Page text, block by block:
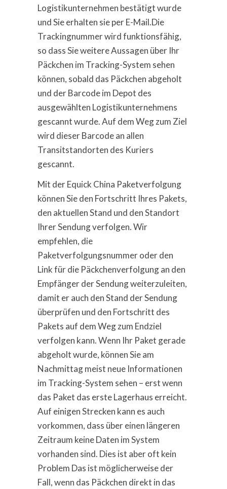
Logistikunternehmen bestätigt wurde
und Sie erhalten sie per E-Mail.Die
Trackingnummer wird funktionsfähig,
so dass Sie weitere Aussagen über Ihr
Päckchen im Tracking-System sehen
können, sobald das Päckchen abgeholt
und der Barcode im Depot des
ausgewählten Logistikunternehmens
gescannt wurde. Auf dem Weg zum Ziel
wird dieser Barcode an allen
Transitstandorten des Kuriers
gescannt.
Mit der Equick China Paketverfolgung
können Sie den Fortschritt Ihres Pakets,
den aktuellen Stand und den Standort
Ihrer Sendung verfolgen. Wir
empfehlen, die
Paketverfolgungsnummer oder den
Link für die Päckchenverfolgung an den
Empfänger der Sendung weiterzuleiten,
damit er auch den Stand der Sendung
überprüfen und den Fortschritt des
Pakets auf dem Weg zum Endziel
verfolgen kann. Wenn Ihr Paket gerade
abgeholt wurde, können Sie am
Nachmittag meist neue Informationen
im Tracking-System sehen – erst wenn
das Paket das erste Lagerhaus erreicht.
Auf einigen Strecken kann es auch
vorkommen, dass über einen längeren
Zeitraum keine Daten im System
vorhanden sind. Dies ist aber oft kein
Problem Das ist möglicherweise der
Fall, wenn das Päckchen direkt in das